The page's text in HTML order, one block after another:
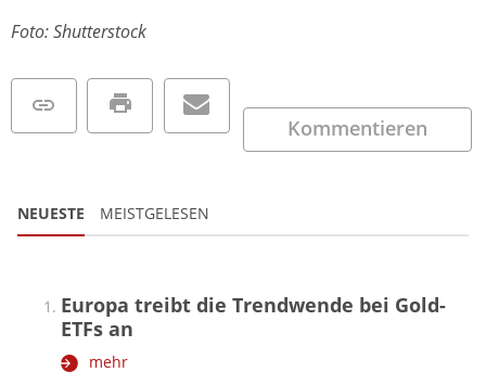
Foto: Shutterstock
Kommentieren
NEUESTE MEISTGELESEN
Europa treibt die Trendwende bei Gold-
ETFs an
mehr